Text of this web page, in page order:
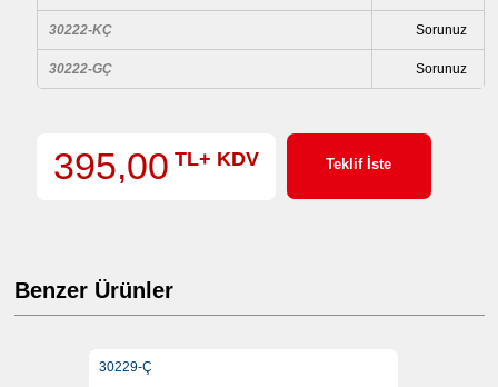
30222-KÇ Sorunuz
30222-GÇ Sorunuz
395,00 TL+ KDV Teklif İste
Benzer Ürünler
30229-Ç